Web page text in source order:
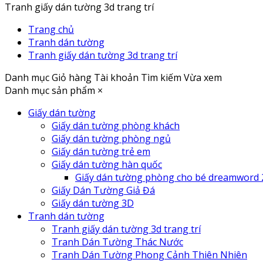
Tranh giấy dán tường 3d trang trí
Trang chủ
Tranh dán tường
Tranh giấy dán tường 3d trang trí
Danh mụcGiỏ hàng Tài khoản Tìm kiếm Vừa xem
Danh mục sản phẩm ×
Giấy dán tường
Giấy dán tường phòng khách
Giấy dán tường phòng ngủ
Giấy dán tường trẻ em
Giấy dán tường hàn quốc
Giấy dán tường phòng cho bé dreamword
Giấy Dán Tường Giả Đá
Giấy dán tường 3D
Tranh dán tường
Tranh giấy dán tường 3d trang trí
Tranh Dán Tường Thác Nước
Tranh Dán Tường Phong Cảnh Thiên Nhiên